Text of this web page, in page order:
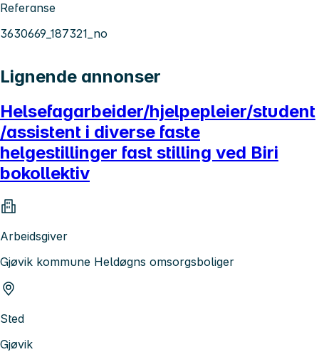
Referanse
3630669_187321_no
Lignende annonser
Helsefagarbeider/hjelpepleier/student
/assistent i diverse faste
helgestillinger fast stilling ved Biri
bokollektiv
Arbeidsgiver
Gjøvik kommune Heldøgns omsorgsboliger
Sted
Gjøvik